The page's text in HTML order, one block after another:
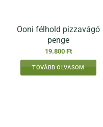
Ooni félhold pizzavágó
penge
19.800 Ft
TOVÁBB OLVASOM